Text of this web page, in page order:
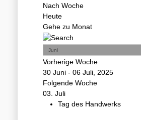
Nach Woche
Heute
Gehe zu Monat
Vorherige Woche
30 Juni - 06 Juli, 2025
Folgende Woche
03. Juli
Tag des Handwerks